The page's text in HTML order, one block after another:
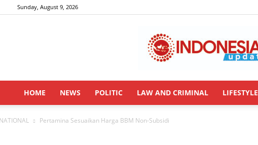
Sunday, August 9, 2026
HOME NEWS POLITIC LAW AND CRIMINAL LIFESTYLE
NATIONAL Pertamina Sesuaikan Harga BBM Non-Subsidi